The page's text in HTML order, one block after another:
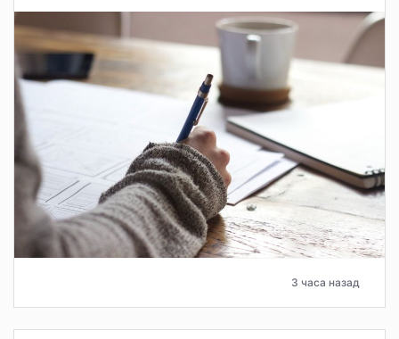
3 часа назад